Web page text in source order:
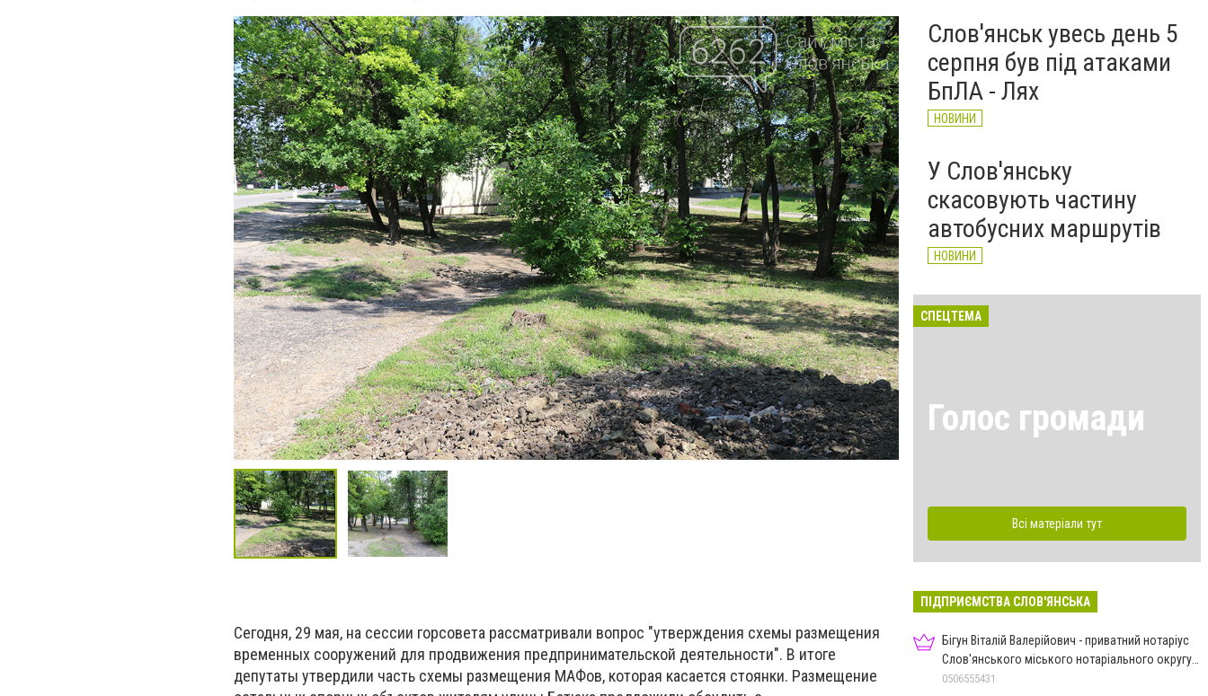
Сегодня, 29 мая, на сессии горсовета рассматривали вопрос "утверждения схемы размещения
временных сооружений для продвижения предпринимательской деятельности". В итоге
депутаты утвердили часть схемы размещения МАФов, которая касается стоянки. Размещение
Слов'янськ увесь день 5
серпня був під атаками
БпЛА - Лях
НОВИНИ
У Слов'янську
скасовують частину
автобусних маршрутів
НОВИНИ
СПЕЦТЕМА
Голос громади
Всі матеріали тут
ПІДПРИЄМСТВА СЛОВ'ЯНСЬКА
Бігун Віталій Валерійович - приватний нотаріус
Слов'янського міського нотаріального округу
Дон.обл.
0506555431